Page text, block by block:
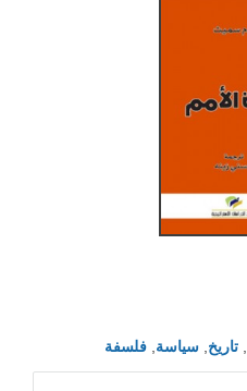
, تاريخ, سياسة, فلسفة